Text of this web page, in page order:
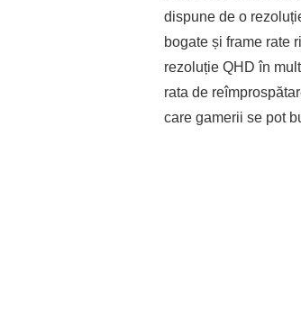
dispune de o
bogate și frame rate
rezoluție QHD în
rata de
care gamerii se pot